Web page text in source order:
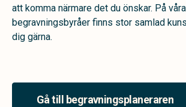
att komma närmare det du önskar. På våra
begravningsbyråer finns stor samlad
dig gärna.
Gå till begravningsplaneraren